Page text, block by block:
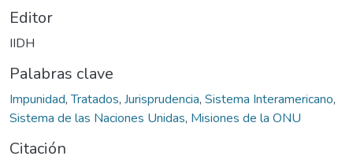
Editor
IIDH
Palabras clave
Impunidad,Tratados, Jurisprudencia, Sistema Interamericano,
Sistema de las Naciones Unidas, Misiones de la ONU
Citación